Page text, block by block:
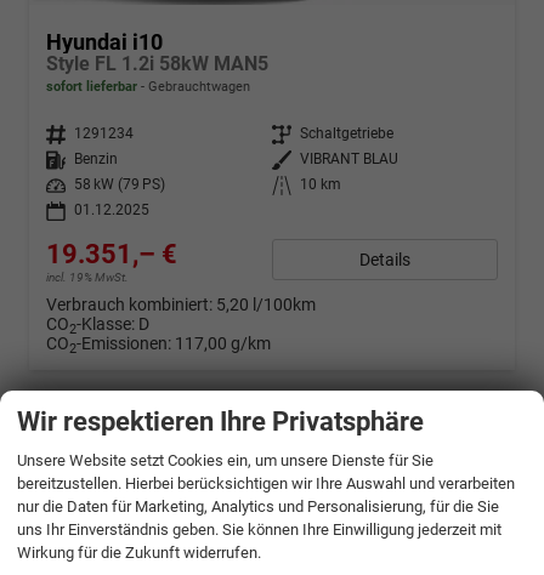
Hyundai i10
Style FL 1.2i 58kW MAN5
sofort lieferbar Gebrauchtwagen
Fahrzeugnr. 1291234 Getriebe Schaltgetriebe
Kraftstoff
Benzin Außenfarbe VIBRANT BLAU
Leistung
58 kW (79 PS) Kilometerstand
10 km
01.12.2025
19.351,– €
incl. 19% MwSt.
Details
Verbrauch kombiniert: 5,20 l/100km
CO2-Klasse: D
CO2-Emissionen: 117,00 g/km
Wir respektieren Ihre Privatsphäre
Unsere Website setzt Cookies ein, um unsere Dienste für Sie
bereitzustellen. Hierbei berücksichtigen wir Ihre Auswahl und verarbeiten
nur die Daten für Marketing, Analytics und Personalisierung, für die Sie
uns Ihr Einverständnis geben. Sie können Ihre Einwilligung jederzeit mit
Wirkung für die Zukunft widerrufen.